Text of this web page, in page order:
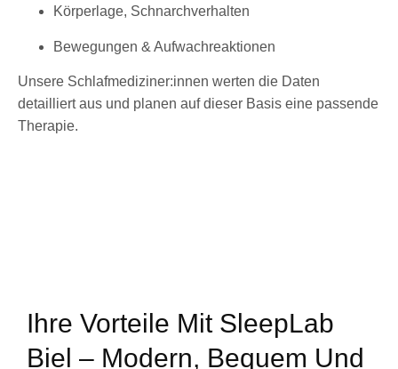
Körperlage, Schnarchverhalten
Bewegungen & Aufwachreaktionen
Unsere Schlafmediziner:innen werten die Daten
detailliert aus und planen auf dieser Basis eine passende
Therapie.
Ihre Vorteile Mit SleepLab
Biel – Modern, Bequem Und